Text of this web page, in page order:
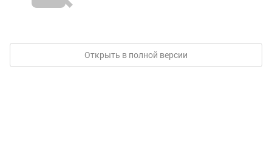
Открыть в полной версии